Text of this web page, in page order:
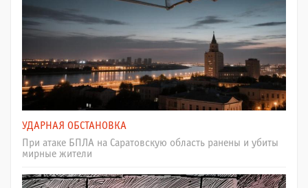
УДАРНАЯ ОБСТАНОВКА
При атаке БПЛА на Саратовскую область ранены и убиты
мирные жители